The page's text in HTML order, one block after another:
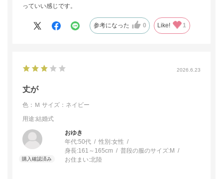
っていい感じです。
参考になった 0 Like! 1
2026.6.23
丈が
色：Ｍ サイズ：ネイビー
用途:結婚式
おゆき
年代:50代 性別:女性
身長:161～165cm 普段の服のサイズ:M
お住まい:北陸